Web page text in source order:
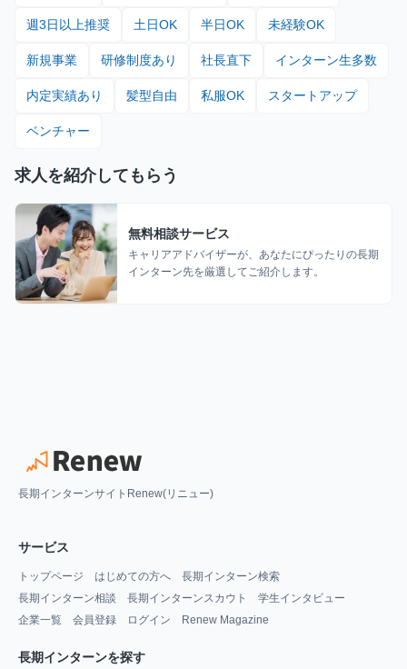
週3日以上推奨 土日OK 半日OK 未経験OK
新規事業 研修制度あり 社長直下 インターン生多数
内定実績あり 髪型自由 私服OK スタートアップ
ベンチャー
求人を紹介してもらう
無料相談サービス
キャリアアドバイザーが、あなたにぴったりの長期
インターン先を厳選してご紹介します。
長期インターンサイトRenew(リニュー)
サービス
トップページ はじめての方へ
長期インターン検索
長期インターン相談
長期インターンスカウト
学生インタビュー
企業一覧
会員登録 ログイン Renew Magazine
長期インターンを探す